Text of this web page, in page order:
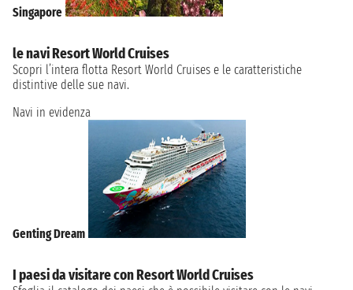
Singapore
le navi Resort World Cruises
Scopri l’intera flotta Resort World Cruises e le caratteristiche
distintive delle sue navi.
Navi in evidenza
Genting Dream
I paesi da visitare con Resort World Cruises